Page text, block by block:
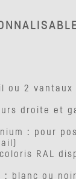
ou 2 vantaux
droite et
: pour
RAL
: blanc ou